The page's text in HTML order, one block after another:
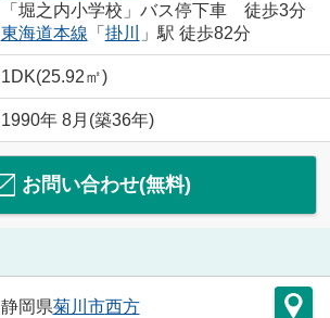
「堀之内小学校」バス停下車 徒歩3分
東海道本線 「 掛川 」駅 徒歩82分
1DK(25.92㎡)
1990年 8月(築36年)
お問い合わせ(無料)
静岡県菊川市西方